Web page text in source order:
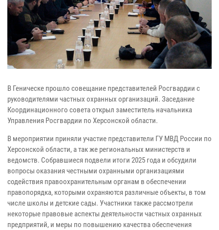
В Геническе прошло совещание представителей Росгвардии с
руководителями частных охранных организаций. Заседание
Координационного совета открыл заместитель начальника
Управления Росгвардии по Херсонской области.
В мероприятии приняли участие представители ГУ МВД России по
Херсонской области, а так же региональных министерств и
ведомств. Собравшиеся подвели итоги 2025 года и обсудили
вопросы оказания честными охранными организациями
содействия правоохранительным органам в обеспечении
правопорядка, которыми охраняются различные объекты, в том
числе школы и детские сады. Участники также рассмотрели
некоторые правовые аспекты деятельности частных охранных
предприятий, и меры по повышению качества обеспечения